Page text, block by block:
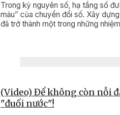
Trong kỷ nguyên số, hạ tầng số
máu” của chuyển đổi số. Xây
đã trở thành một trong những
(Video) Để không còn nỗi
"đuối nước"!